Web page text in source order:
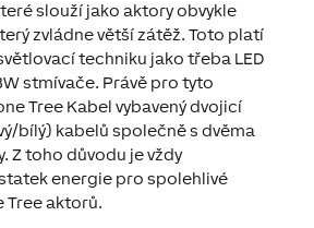
slouží jako aktory obvykle
zvládne větší zátěž. Toto platí
techniku jako třeba LED
stmívače. Právě pro tyto
Tree Kabel vybavený dvojicí
bílý) kabelů společně s dvěma
Z toho důvodu je vždy
energie pro spolehlivé
Tree aktorů.